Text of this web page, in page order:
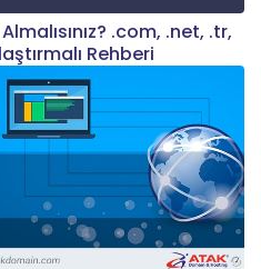
.com, .net, .tr,
Rehberi